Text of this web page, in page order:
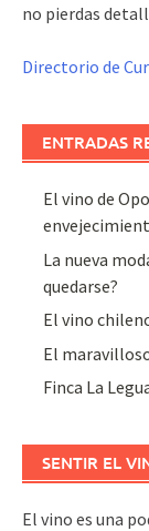
no pierdas
Directorio de
ENTRADAS
El vino de
La nueva
quedarse?
El vino
El
Finca La
SENTIR EL
El vino es una